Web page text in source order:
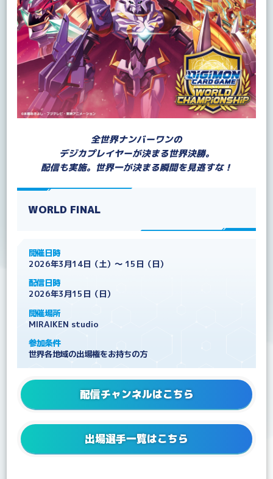
全世界ナンバーワンの
デジカプレイヤーが決まる世界決勝。
配信も実施。世界一が決まる瞬間を見逃すな！
WORLD FINAL
開催日時
2026年3月14日（土）～ 15日（日）
配信日時
2026年3月15日（日）
開催場所
MIRAIKEN studio
参加条件
世界各地域の出場権をお持ちの方
配信チャンネルはこちら
出場選手一覧はこちら